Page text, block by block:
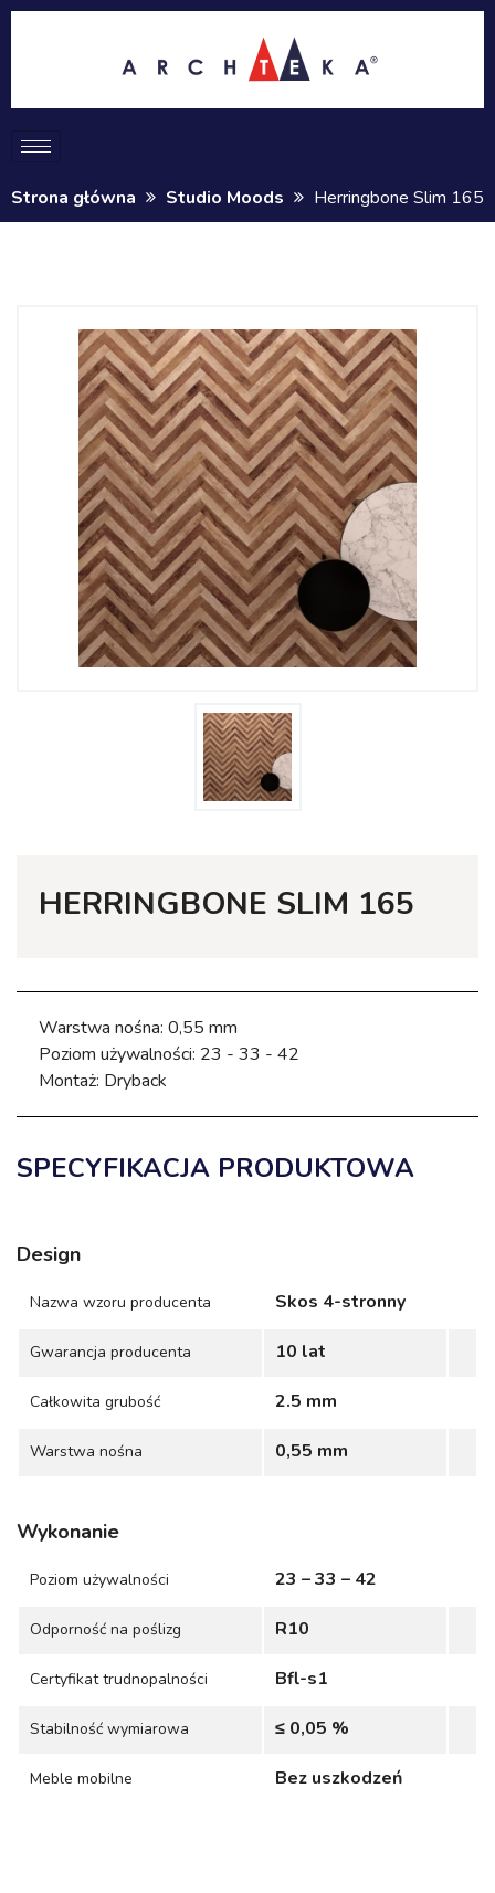
Strona główna Studio Moods Herringbone Slim 165
HERRINGBONE SLIM 165
Warstwa nośna: 0,55 mm
Poziom używalności: 23 - 33 - 42
Montaż: Dryback
SPECYFIKACJA PRODUKTOWA
Design
Nazwa wzoru producenta Skos 4-stronny
Gwarancja producenta 10 lat
Całkowita grubość 2.5 mm
Warstwa nośna 0,55 mm
Wykonanie
Poziom używalności 23 – 33 – 42
Odporność na poślizg R10
Certyfikat trudnopalności Bfl-s1
Stabilność wymiarowa ≤ 0,05 %
Meble mobilne Bez uszkodzeń